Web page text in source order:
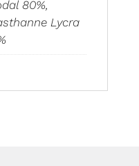
80%,
Lycra